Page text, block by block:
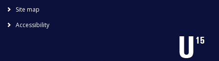
Site map
Accessibility